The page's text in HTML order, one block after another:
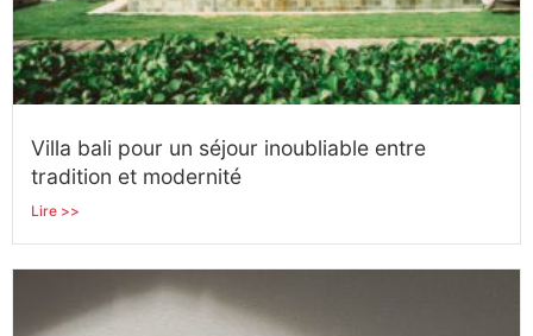
Villa bali pour un séjour inoubliable entre
tradition et modernité
Lire >>